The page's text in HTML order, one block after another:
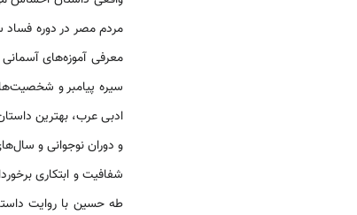
مردم مصر در دوره فساد
معرفی آموزه‌های
ادبی عرب، بهترین
و دوران نوجوانی و
شفافیت و ابتکاری
طه حسین با روایت